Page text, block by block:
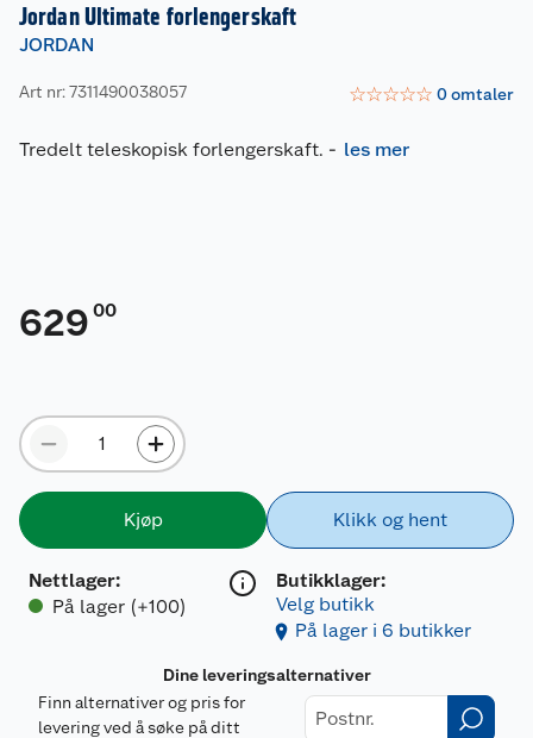
Jordan Ultimate forlengerskaft
JORDAN
Art nr: 7311490038057 ☆☆☆☆☆ 0omtaler
Tredelt teleskopisk forlengerskaft. - les mer
629 00
Kjøp
Nettlager:
På lager (+100)
Klikk og hent
Butikklager:
Velg butikk
På lager i 6 butikker
Dine leveringsalternativer
Finn alternativer og pris for
levering ved å søke på ditt